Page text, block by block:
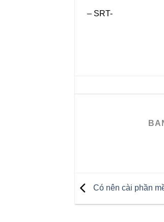
– SRT-
Có nên cài phần